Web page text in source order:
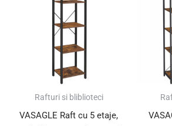
Rafturi si bliblioteci
VASAGLE Raft cu 5 etaje,